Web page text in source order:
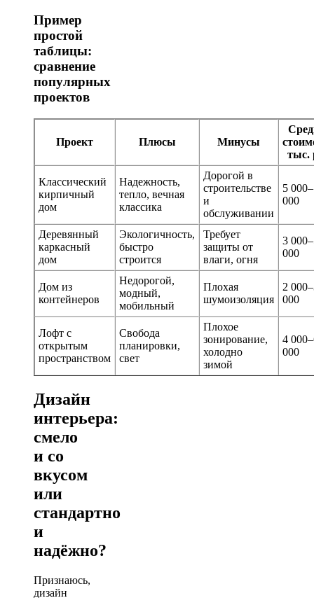
Пример
простой
таблицы:
сравнение
популярных
проектов
Проект Плюсы Минусы
тыс.
Классический
кирпичный
дом
Надежность,
тепло, вечная
классика
Дорогой в
строительстве
и
обслуживании
5
000
Деревянный
каркасный
дом
Экологичность,
быстро
строится
Требует
защиты от
влаги, огня
3
000
Дом из
контейнеров
Недорогой,
модный,
мобильный
Плохая
шумоизоляция
2
000
Лофт с
открытым
пространством
Свобода
планировки,
свет
Плохое
зонирование,
холодно
зимой
4
000
Дизайн
интерьера:
смело
и со
вкусом
или
стандартно
и
надёжно?
Признаюсь,
дизайн